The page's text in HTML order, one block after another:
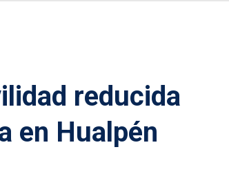
reducida
en Hualpén